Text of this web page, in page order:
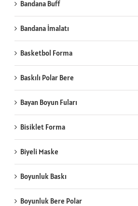
Bandana Buff
Bandana İmalatı
Basketbol Forma
Baskılı Polar Bere
Bayan Boyun Fuları
Bisiklet Forma
Biyeli Maske
Boyunluk Baskı
Boyunluk Bere Polar